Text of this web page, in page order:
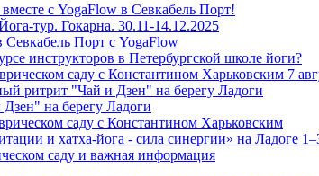
с YogaFlow в Севкабель Порт!
тур. Гокарна. 30.11-14.12.2025
Севкабель Порт с YogaFlow
инструкторов в Петербургской школе йоги?
саду с Константином Харьковским 7
ритрит "Чай и Дзен" на берегу Ладоги
на берегу Ладоги
саду с Константином Харьковским
и хатха-йога - сила синергии» на Ладоге
саду и важная информация